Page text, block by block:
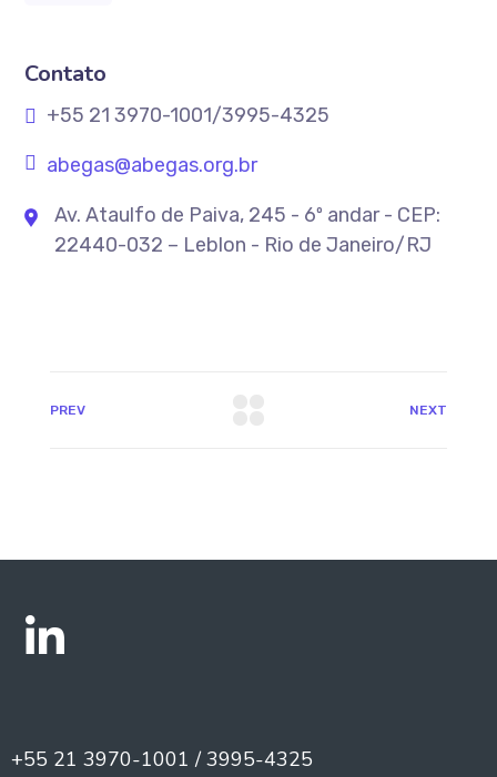
Contato
+55 21 3970-1001/3995-4325
abegas@abegas.org.br
Av. Ataulfo de Paiva, 245 - 6º andar - CEP:
22440-032 – Leblon - Rio de Janeiro/RJ
PREV NEXT
+55 21 3970-1001 / 3995-4325